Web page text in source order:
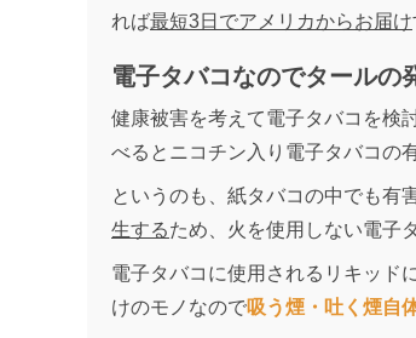
れば最短3日でアメリカからお届け
電子タバコなのでタールの
健康被害を考えて電子タバコを検
べるとニコチン入り電子タバコの
というのも、紙タバコの中でも有
生するため、火を使用しない電子
電子タバコに使用されるリキッド
けのモノなので吸う煙・吐く煙自